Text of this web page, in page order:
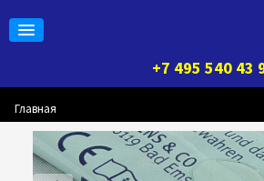
+7 495 540 43
Главная